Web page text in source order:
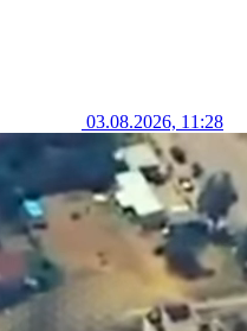
03.08.2026, 11:28